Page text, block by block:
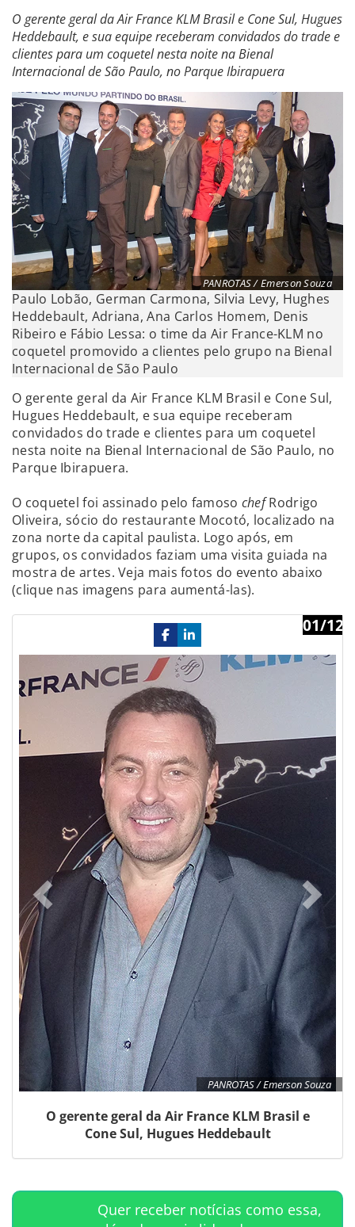
O gerente geral da Air France KLM Brasil e Cone Sul, Hugues
Heddebault, e sua equipe receberam convidados do trade e
clientes para um coquetel nesta noite na Bienal
Internacional de São Paulo, no Parque Ibirapuera
PANROTAS / Emerson Souza
Paulo Lobão, German Carmona, Silvia Levy, Hughes
Heddebault, Adriana, Ana Carlos Homem, Denis
Ribeiro e Fábio Lessa: o time da Air France-KLM no
coquetel promovido a clientes pelo grupo na Bienal
Internacional de São Paulo
O gerente geral da Air France KLM Brasil e Cone Sul,
Hugues Heddebault, e sua equipe receberam
convidados do trade e clientes para um coquetel
nesta noite na Bienal Internacional de São Paulo, no
Parque Ibirapuera.
O coquetel foi assinado pelo famoso chefRodrigo
Oliveira, sócio do restaurante Mocotó, localizado na
zona norte da capital paulista. Logo após, em
grupos, os convidados faziam uma visita guiada na
mostra de artes. Veja mais fotos do evento abaixo
(clique nas imagens para aumentá-las).
PANROTAS / Emerson Souza
01/12
O gerente geral da Air France KLM Brasil e
Cone Sul, Hugues Heddebault
Previous
Quer receber notícias como essa,